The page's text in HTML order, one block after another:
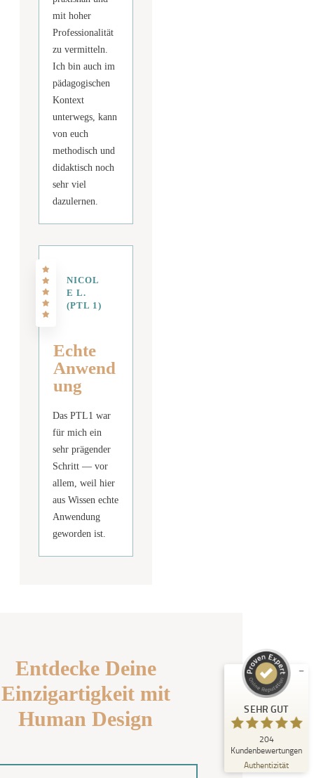
mit hoher
Professionalität
zu vermitteln.
Ich bin auch im
pädagogischen
Kontext
unterwegs, kann
von euch
methodisch und
didaktisch noch
sehr viel
dazulernen.
NICOL
E L.
(PTL 1)
Echte
Anwend
ung
Das PTL1 war
für mich ein
sehr prägender
Schritt — vor
allem, weil hier
aus Wissen echte
Anwendung
geworden ist.
Entdecke Deine
Einzigartigkeit mit
Human Design
SEHR GUT
204
Kundenbewertungen
Authentizität
ProvenExpert.com
174
Bewertungen auf
ProvenExpert.com
30
Bewertungen von
1
Blick aufs ProvenExpert-Profil werfen
19.07.2026